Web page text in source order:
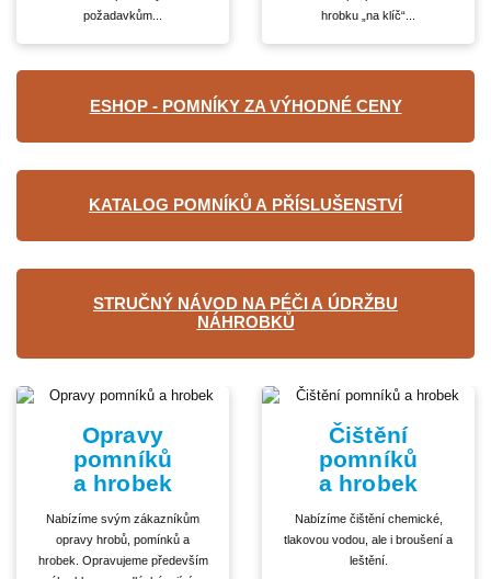
požadavkům...
hrobku „na klíč“...
ESHOP - POMNÍKY ZA VÝHODNÉ CENY
KATALOG POMNÍKŮ A PŘÍSLUŠENSTVÍ
STRUČNÝ NÁVOD NA PÉČI A ÚDRŽBU
NÁHROBKŮ
Opravy
pomníků
a hrobek
Nabízíme svým zákazníkům
opravy hrobů, pomínků a
hrobek. Opravujeme především
Čištění
pomníků
a hrobek
Nabízíme čištění chemické,
tlakovou vodou, ale i broušení a
leštění.